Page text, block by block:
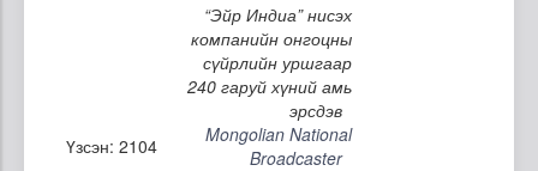
“Эйр Индиа” нисэх
компанийн онгоцны
сүйрлийн уршгаар
240 гаруй хүний амь
эрсдэв
Үзсэн: 2104
Mongolian National
Broadcaster